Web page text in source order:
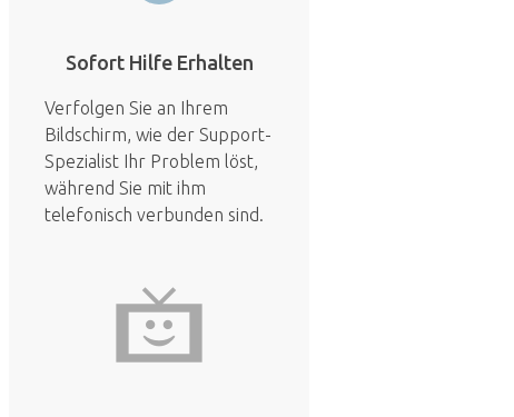
Sofort Hilfe Erhalten
Verfolgen Sie an Ihrem
Bildschirm, wie der Support-
Spezialist Ihr Problem löst,
während Sie mit ihm
telefonisch verbunden sind.